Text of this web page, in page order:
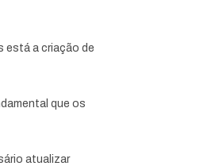
está a criação de
que os
atualizar